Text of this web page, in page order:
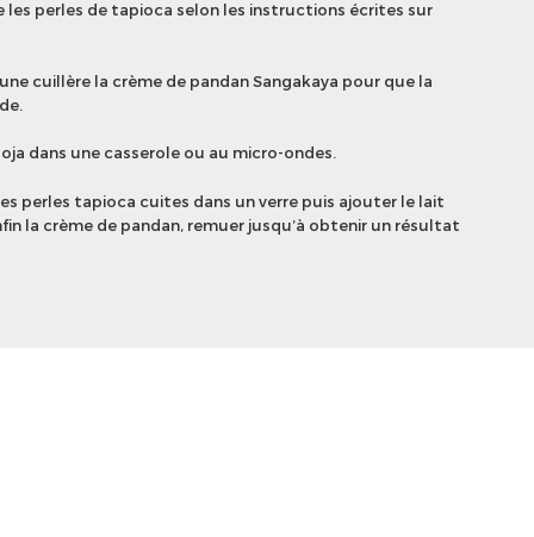
les perles de tapioca selon les instructions écrites sur
cuillère la crème de pandan Sangakaya pour que la
dans une casserole ou au micro-ondes.
perles tapioca cuites dans un verre puis ajouter le lait
la crème de pandan, remuer jusqu’à obtenir un résultat